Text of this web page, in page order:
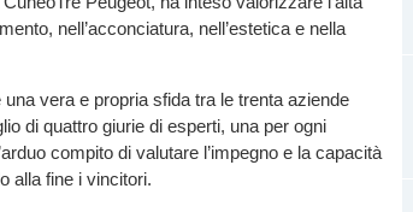
nell’acconciatura, nell’estetica e nella
una vera e propria sfida tra le trenta aziende
di quattro giurie di esperti, una per ogni
compito di valutare l’impegno e la capacità
alla fine i vincitori.